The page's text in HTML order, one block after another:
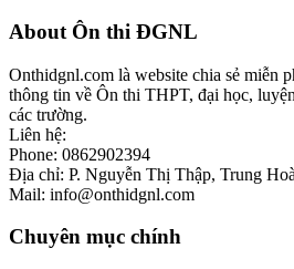
Footer
About Ôn thi ĐGNL
Onthidgnl.com là website chia sẻ miễn
thông tin về Ôn thi THPT, đại học,
các trường.
Liên hệ:
Phone: 0862902394
Địa chỉ: P. Nguyễn Thị Thập, Trung
Mail: info@onthidgnl.com
Chuyên mục chính